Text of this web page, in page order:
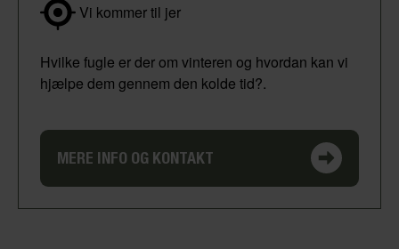
Vi kommer til jer
Hvilke fugle er der om vinteren og hvordan kan vi
hjælpe dem gennem den kolde tid?.
MERE INFO OG KONTAKT